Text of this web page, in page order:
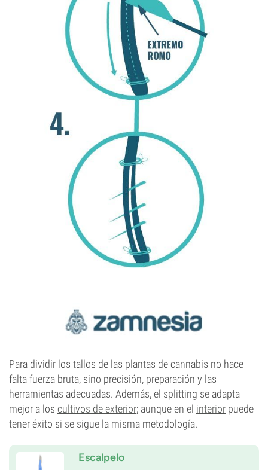
Para dividir los tallos de las plantas de cannabis no hace
falta fuerza bruta, sino precisión, preparación y las
herramientas adecuadas. Además, el splitting se adapta
mejor a los cultivos de exterior; aunque en el interior puede
tener éxito si se sigue la misma metodología.
Escalpelo